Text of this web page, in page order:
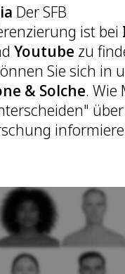
Der SFB
ist bei
Youtube zu
Sie sich in
& Solche. Wie